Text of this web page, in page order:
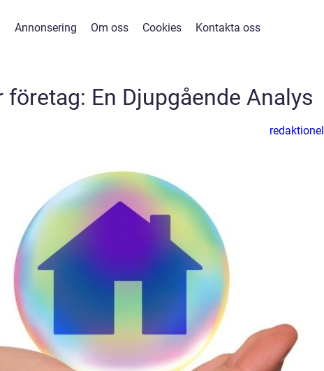
Annonsering Om oss Cookies Kontakta oss
En Djupgående Analys
redaktionel